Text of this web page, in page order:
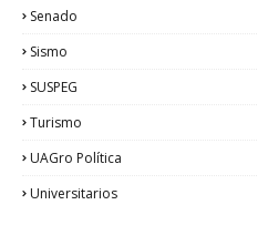
Senado
Sismo
SUSPEG
Turismo
UAGro Política
Universitarios